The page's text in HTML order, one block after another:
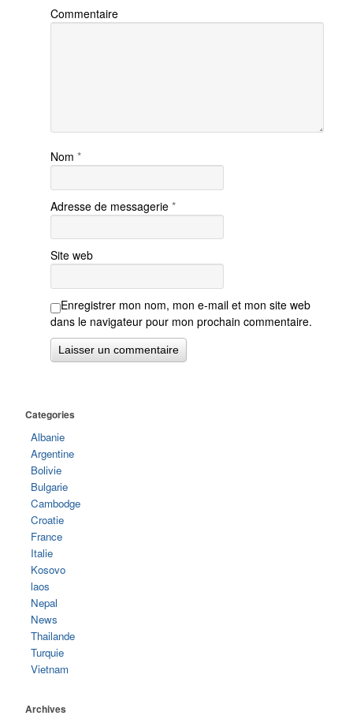
Commentaire
Nom *
Adresse de messagerie *
Site web
Enregistrer mon nom, mon e-mail et mon site web
dans le navigateur pour mon prochain commentaire.
Categories
Albanie
Argentine
Bolivie
Bulgarie
Cambodge
Croatie
France
Italie
Kosovo
laos
Nepal
News
Thailande
Turquie
Vietnam
Archives